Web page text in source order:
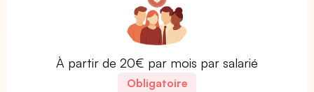
À partir de 20€ par mois par salarié
Obligatoire